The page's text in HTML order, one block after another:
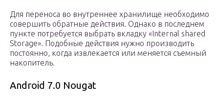
Для переноса во внутреннее хранилище необходимо
совершить обратные действия. Однако в последнем
пункте потребуется выбрать вкладку «Internal shared
Storage». Подобные действия нужно производить
постоянно, когда извлекается или меняется съемный
накопитель.
Android 7.0 Nougat